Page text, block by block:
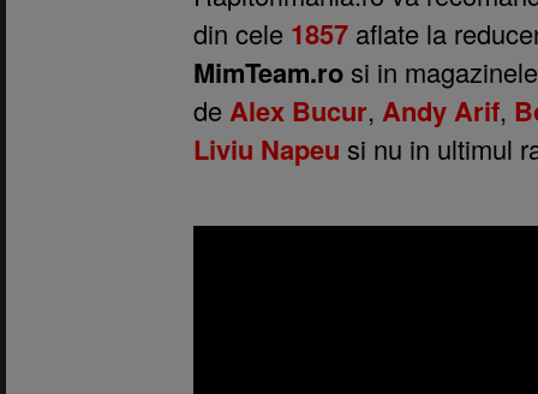
din cele 1857 aflate la
MimTeam.ro si in
de Alex Bucur, Andy Arif,
Liviu Napeu si nu in ultimul